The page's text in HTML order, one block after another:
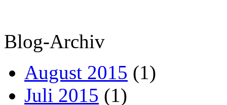
Blog-Archiv
August 2015 (1)
Juli 2015 (1)